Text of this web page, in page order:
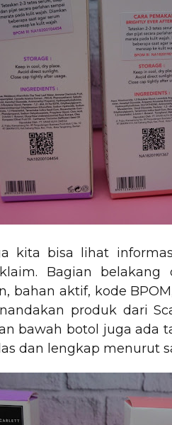
kita bisa lihat
Bagian belakang
bahan aktif, kode
produk dari
bawah botol juga ada
dan lengkap menurut